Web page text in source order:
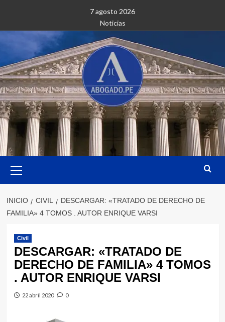
contenido
7 agosto 2026
Noticias
primario
INICIO CIVIL
DESCARGAR: «TRATADO DE DERECHO DE
FAMILIA» 4 TOMOS . AUTOR ENRIQUE VARSI
Civil
DESCARGAR: «TRATADO DE
DERECHO DE FAMILIA» 4 TOMOS
. AUTOR ENRIQUE VARSI
22 abril 2020 0